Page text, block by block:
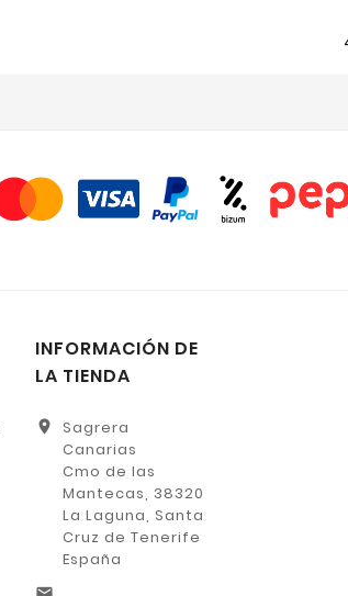
INFORMACIÓN DE
LA TIENDA
location_on
Sagrera
Canarias
Cmo de las
Mantecas, 38320
La Laguna, Santa
Cruz de Tenerife
España